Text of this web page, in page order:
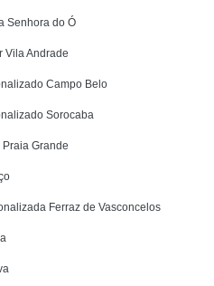
Senhora do Ó
Vila Andrade
Campo Belo
Sorocaba
Grande
Ferraz de Vasconcelos